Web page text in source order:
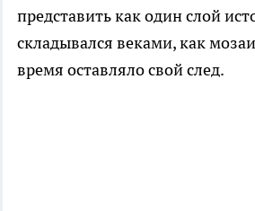
представить как один слой
складывался веками, как
время оставляло свой след.